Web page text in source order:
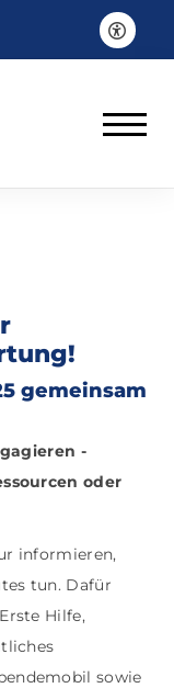
gemeinsam
-
oder
informieren,
tun. Dafür
Hilfe,
sowie